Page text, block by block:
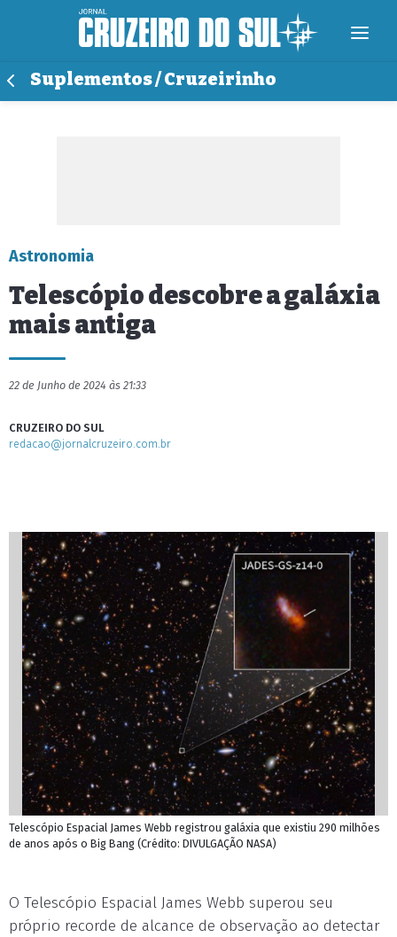
Suplementos / Cruzeirinho
Astronomia
Telescópio descobre a galáxia
mais antiga
22 de Junho de 2024 às 21:33
CRUZEIRO DO SUL
redacao@jornalcruzeiro.com.br
Telescópio Espacial James Webb registrou galáxia que existiu 290 milhões
de anos após o Big Bang (Crédito: DIVULGAÇÃO NASA)
O Telescópio Espacial James Webb superou seu
próprio recorde de alcance de observação ao detectar